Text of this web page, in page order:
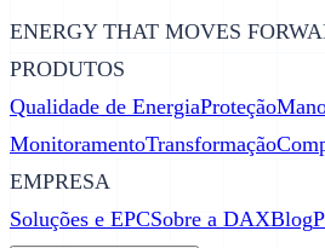
ENERGY THAT MOVES
PRODUTOS
Qualidade de EnergiaProteção
MonitoramentoTransformação
EMPRESA
Soluções e EPCSobre a DAXBlog